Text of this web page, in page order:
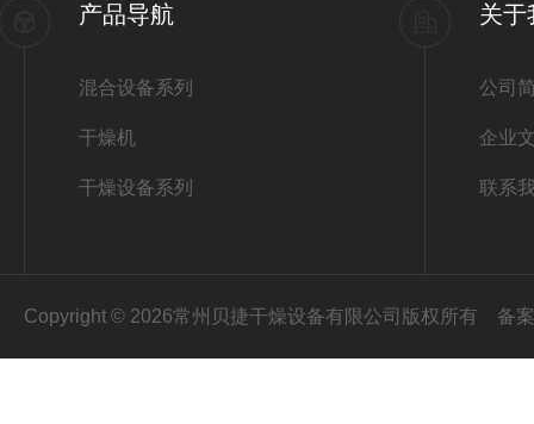
产品导航
混合设备系列
干燥机
干燥设备系列
关于
公司
企业
联系
Copyright © 2026常州贝捷干燥设备有限公司版权所有 备